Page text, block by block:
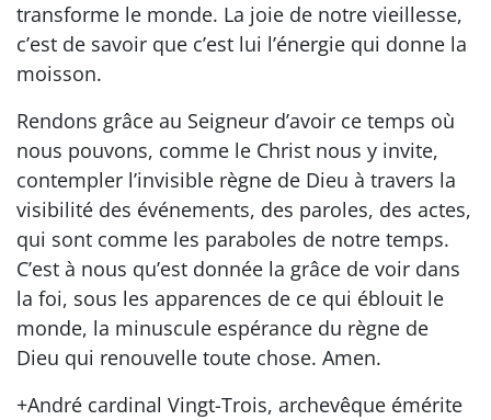
transforme le monde. La joie de notre vieillesse,
c’est de savoir que c’est lui l’énergie qui donne la
moisson.
Rendons grâce au Seigneur d’avoir ce temps où
nous pouvons, comme le Christ nous y invite,
contempler l’invisible règne de Dieu à travers la
visibilité des événements, des paroles, des actes,
qui sont comme les paraboles de notre temps.
C’est à nous qu’est donnée la grâce de voir dans
la foi, sous les apparences de ce qui éblouit le
monde, la minuscule espérance du règne de
Dieu qui renouvelle toute chose. Amen.
+André cardinal Vingt-Trois, archevêque émérite